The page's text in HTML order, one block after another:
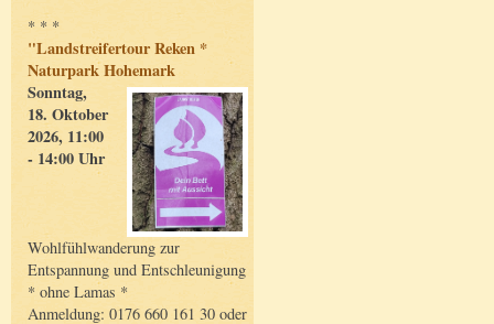
* * *
"Landstreifertour Reken *
Naturpark Hohemark
Sonntag,
18. Oktober
2026, 11:00
- 14:00 Uhr
Wohlfühlwanderung zur
Entspannung und Entschleunigung
* ohne Lamas *
Anmeldung: 0176 660 161 30 oder